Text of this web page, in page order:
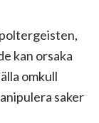
kan orsaka
omkull
saker